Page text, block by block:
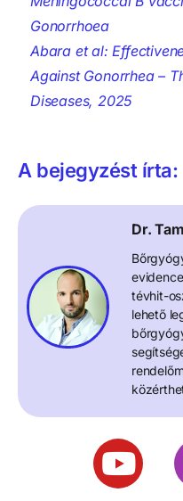
Gonorrhoea
Abara et al:
Against Gonorrhea –
Diseases, 2025
A bejegyzést írta:
Dr.
tévhit-
lehető